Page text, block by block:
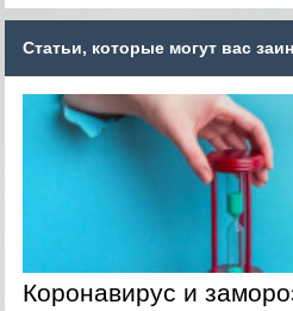
Статьи, которые могут вас
Коронавирус и